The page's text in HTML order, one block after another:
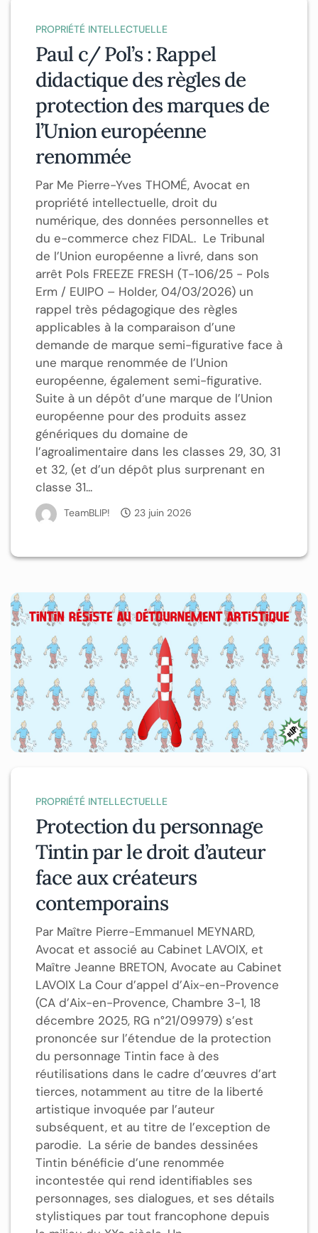
PROPRIÉTÉ INTELLECTUELLE
Paul c/ Pol’s : Rappel
didactique des règles de
protection des marques de
l’Union européenne
renommée
Par Me Pierre-Yves THOMÉ, Avocat en
propriété intellectuelle, droit du
numérique, des données personnelles et
du e-commerce chez FIDAL. Le Tribunal
de l’Union européenne a livré, dans son
arrêt Pols FREEZE FRESH (T-106/25 - Pols
Erm / EUIPO – Holder, 04/03/2026) un
rappel très pédagogique des règles
applicables à la comparaison d’une
demande de marque semi-figurative face à
une marque renommée de l’Union
européenne, également semi-figurative.
Suite à un dépôt d’une marque de l’Union
européenne pour des produits assez
génériques du domaine de
l’agroalimentaire dans les classes 29, 30, 31
et 32, (et d’un dépôt plus surprenant en
classe 31...
TeamBLIP! 23 juin 2026
PROPRIÉTÉ INTELLECTUELLE
Protection du personnage
Tintin par le droit d’auteur
face aux créateurs
contemporains
Par Maître Pierre-Emmanuel MEYNARD,
Avocat et associé au Cabinet LAVOIX, et
Maître Jeanne BRETON, Avocate au Cabinet
LAVOIX La Cour d’appel d’Aix-en-Provence
(CA d’Aix-en-Provence, Chambre 3-1, 18
décembre 2025, RG n°21/09979) s’est
prononcée sur l’étendue de la protection
du personnage Tintin face à des
réutilisations dans le cadre d’œuvres d’art
tierces, notamment au titre de la liberté
artistique invoquée par l’auteur
subséquent, et au titre de l’exception de
parodie. La série de bandes dessinées
Tintin bénéficie d’une renommée
incontestée qui rend identifiables ses
personnages, ses dialogues, et ses détails
stylistiques par tout francophone depuis